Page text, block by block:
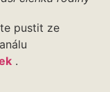
pustit ze
.